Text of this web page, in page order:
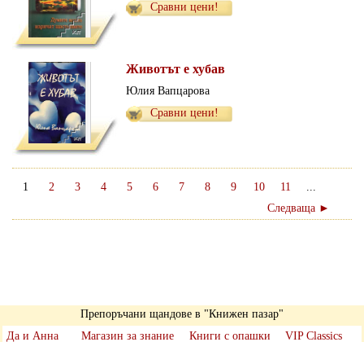
Сравни цени!
Животът е хубав
Юлия Вапцарова
Сравни цени!
1 2 3 4 5 6 7 8 9 10 11
...
Следваща ►
Препоръчани щандове в "Книжен пазар"
Да и Анна
Магазин за знание Книги с опашки VIP Classics